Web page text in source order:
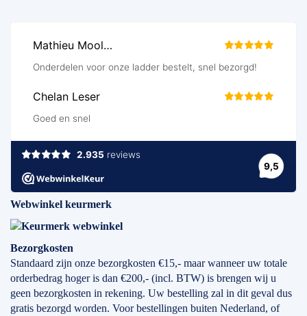
Webwinkel keurmerk
Bezorgkosten
Standaard zijn onze bezorgkosten €15,- maar wanneer uw totale
orderbedrag hoger is dan €200,- (incl. BTW) is brengen wij u
geen bezorgkosten in rekening. Uw bestelling zal in dit geval dus
gratis bezorgd worden. Voor bestellingen buiten Nederland, of